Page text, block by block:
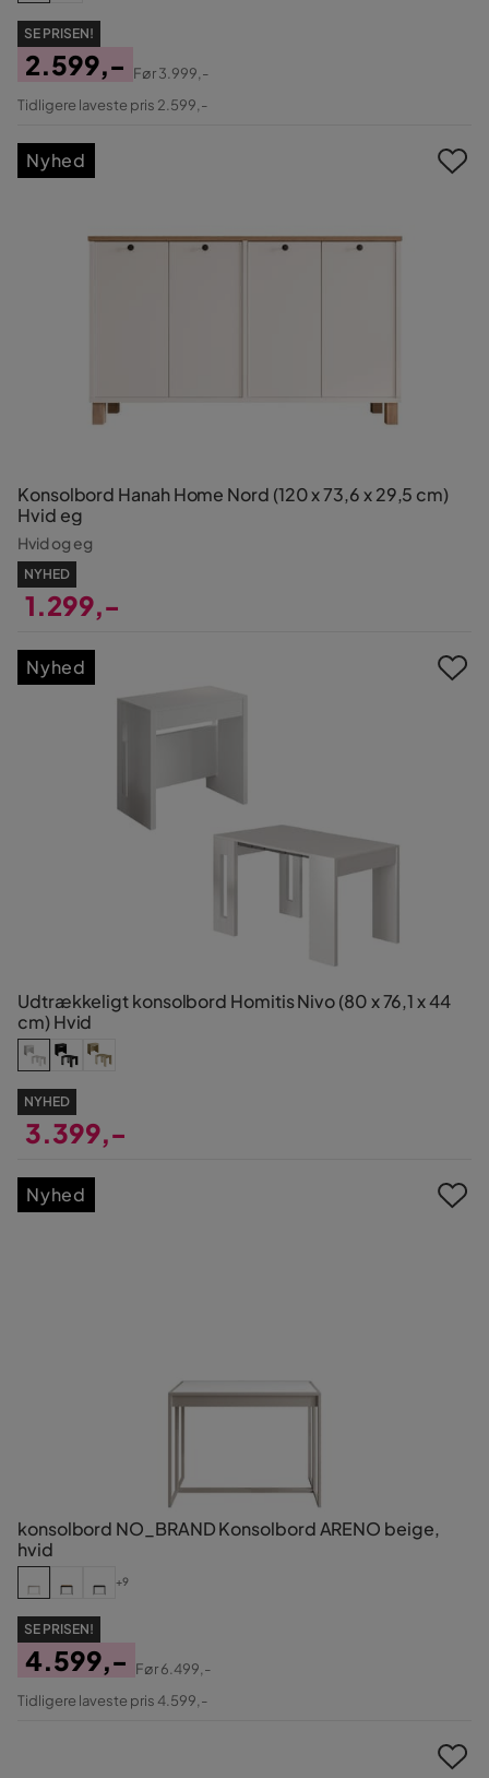
SE PRISEN!
Pris
2.599,-
Original
Før3.999,-
Tidligere laveste pris 2.599,-
Konsolbord Hanah Home Nord (120 x 73,6 x 29,5 cm)
Hvid eg
Hvid og eg
NYHED
1.299,-
Nyhed
Udtrækkeligt konsolbord Homitis Nivo (80 x 76,1 x 44
cm) Hvid
NYHED
3.399,-
Nyhed
konsolbord NO_BRAND Konsolbord ARENO beige,
hvid
+9
SE PRISEN!
Pris
4.599,-
Original
Før6.499,-
Tidligere laveste pris 4.599,-
Nyhed